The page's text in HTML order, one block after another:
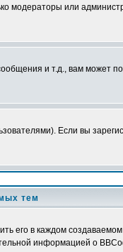
модераторы или
и т.д., вам может
Если вы
тем
его в каждом
информацией о